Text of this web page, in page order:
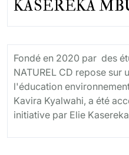
KASEREKA
Fondé en 2020 par des
NATUREL CD repose sur
l'éducation
Kavira Kyalwahi, a été
initiative par Elie